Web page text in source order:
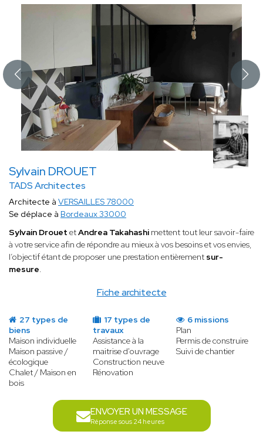
Sylvain DROUET
TADS Architectes
Fiche architecte
Architecte à VERSAILLES 78000
Se déplace à Bordeaux 33000
Sylvain Drouet etAndrea Takahashi mettent tout leur savoir-faire
à votre service afin de répondre au mieux à vos besoins et vos envies,
l’objectif étant de proposer une prestation entièrement sur-
mesure.
27 types de
biens
Maison individuelle
Maison passive /
écologique
Chalet / Maison en
bois
17 types de
travaux
Assistance à la
maitrise d'ouvrage
Construction neuve
Rénovation
6 missions
Plan
Permis de construire
Suivi de chantier
ENVOYER UN MESSAGE
Réponse sous 24 heures